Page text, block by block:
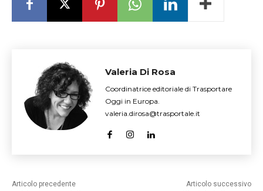
Valeria Di Rosa
Coordinatrice editoriale di Trasportare
Oggi in Europa.
valeria.dirosa@trasportale.it
Articolo precedente Articolo successivo